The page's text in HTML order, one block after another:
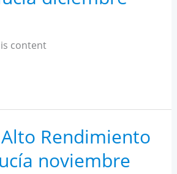
content
Rendimiento
noviembre